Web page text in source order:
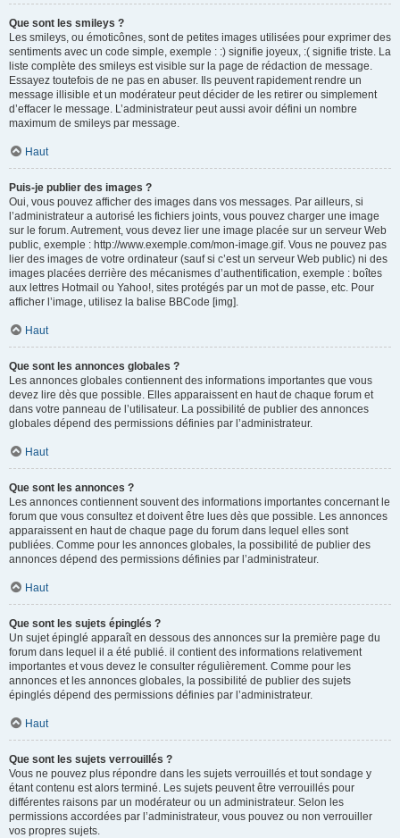
Que sont les smileys ?
Les smileys, ou émoticônes, sont de petites images utilisées pour exprimer des
sentiments avec un code simple, exemple : :) signifie joyeux, :( signifie triste. La
liste complète des smileys est visible sur la page de rédaction de message.
Essayez toutefois de ne pas en abuser. Ils peuvent rapidement rendre un
message illisible et un modérateur peut décider de les retirer ou simplement
d’effacer le message. L’administrateur peut aussi avoir défini un nombre
maximum de smileys par message.
Haut
Puis-je publier des images ?
Oui, vous pouvez afficher des images dans vos messages. Par ailleurs, si
l’administrateur a autorisé les fichiers joints, vous pouvez charger une image
sur le forum. Autrement, vous devez lier une image placée sur un serveur Web
public, exemple : http://www.exemple.com/mon-image.gif. Vous ne pouvez pas
lier des images de votre ordinateur (sauf si c’est un serveur Web public) ni des
images placées derrière des mécanismes d’authentification, exemple : boîtes
aux lettres Hotmail ou Yahoo!, sites protégés par un mot de passe, etc. Pour
afficher l’image, utilisez la balise BBCode [img].
Haut
Que sont les annonces globales ?
Les annonces globales contiennent des informations importantes que vous
devez lire dès que possible. Elles apparaissent en haut de chaque forum et
dans votre panneau de l’utilisateur. La possibilité de publier des annonces
globales dépend des permissions définies par l’administrateur.
Haut
Que sont les annonces ?
Les annonces contiennent souvent des informations importantes concernant le
forum que vous consultez et doivent être lues dès que possible. Les annonces
apparaissent en haut de chaque page du forum dans lequel elles sont
publiées. Comme pour les annonces globales, la possibilité de publier des
annonces dépend des permissions définies par l’administrateur.
Haut
Que sont les sujets épinglés ?
Un sujet épinglé apparaît en dessous des annonces sur la première page du
forum dans lequel il a été publié. il contient des informations relativement
importantes et vous devez le consulter régulièrement. Comme pour les
annonces et les annonces globales, la possibilité de publier des sujets
épinglés dépend des permissions définies par l’administrateur.
Haut
Que sont les sujets verrouillés ?
Vous ne pouvez plus répondre dans les sujets verrouillés et tout sondage y
étant contenu est alors terminé. Les sujets peuvent être verrouillés pour
différentes raisons par un modérateur ou un administrateur. Selon les
permissions accordées par l’administrateur, vous pouvez ou non verrouiller
vos propres sujets.